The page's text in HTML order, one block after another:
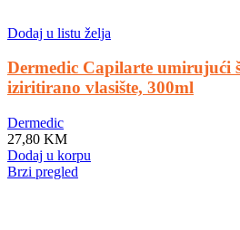
Dodaj u listu želja
Dermedic Capilarte umirujući
iziritirano vlasište, 300ml
Dermedic
27,80 KM
Dodaj u korpu
Brzi pregled